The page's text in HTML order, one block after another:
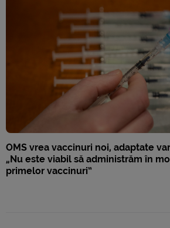
OMS vrea vaccinuri noi, adaptate
„Nu este viabil să administrăm în
primelor vaccinuri”